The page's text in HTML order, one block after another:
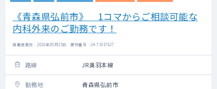
《青森県弘前市》 1コマからご相談可能な
内科外来のご勤務です！
掲載更新日 : 2026年05月15日 案件番号 : 24-TI017627
路線 JR奥羽本線
勤務地 青森県弘前市